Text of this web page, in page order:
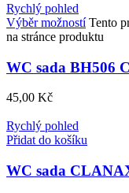
Rychlý pohled
Výběr možností Tento
na stránce produktu
WC sada BH506
45,00 Kč
Rychlý pohled
Přidat do košíku
WC sada